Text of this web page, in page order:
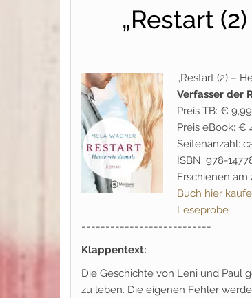
„Restart
„Restart (2) –
Verfasser der
Preis TB: € 9,99
Preis eBook: €
Seitenanzahl:
ISBN: 978-
Erschienen am
Buch hier
Leseprobe
===========================
Klappentext:
Die Geschichte von Leni und Paul
zu leben. Die eigenen Fehler